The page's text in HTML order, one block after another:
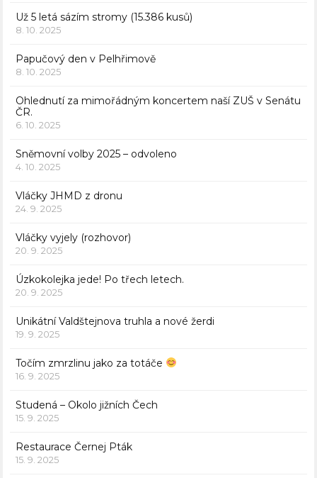
Už 5 letá sázím stromy (15.386 kusů)
8. 10. 2025
Papučový den v Pelhřimově
8. 10. 2025
Ohlednutí za mimořádným koncertem naší ZUŠ v Senátu
ČR.
6. 10. 2025
Sněmovní volby 2025 – odvoleno
4. 10. 2025
Vláčky JHMD z dronu
24. 9. 2025
Vláčky vyjely (rozhovor)
20. 9. 2025
Úzkokolejka jede! Po třech letech.
20. 9. 2025
Unikátní Valdštejnova truhla a nové žerdi
19. 9. 2025
Točím zmrzlinu jako za totáče
16. 9. 2025
Studená – Okolo jižních Čech
15. 9. 2025
Restaurace Černej Pták
15. 9. 2025